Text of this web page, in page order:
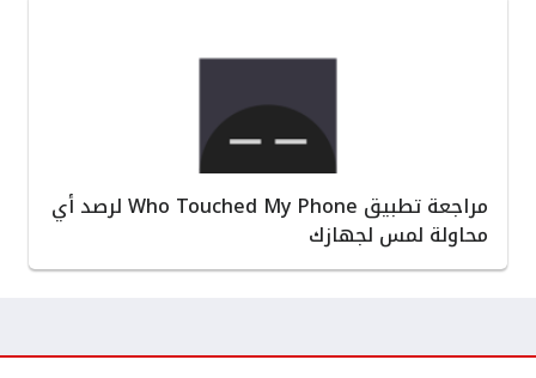
مراجعة تطبيق Who Touched My Phone لرصد أي
محاولة لمس لجهازك